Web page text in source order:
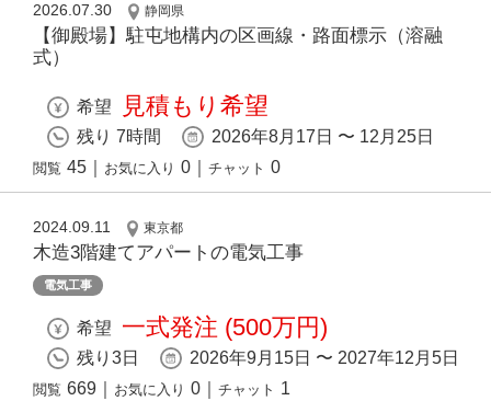
2026.07.30 静岡県
【御殿場】駐屯地構内の区画線・路面標示（溶融
式）
希望 見積もり希望
残り 7時間 2026年8月17日 〜 12月25日
閲覧 45 お気に入り 0 チャット 0
2024.09.11 東京都
木造3階建てアパートの電気工事
電気工事
希望 一式発注 (500万円)
残り3日 2026年9月15日 〜 2027年12月5日
閲覧 669 お気に入り 0 チャット 1